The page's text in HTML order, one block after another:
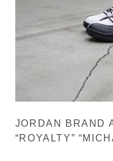
JORDAN BRAND
“ROYALTY”